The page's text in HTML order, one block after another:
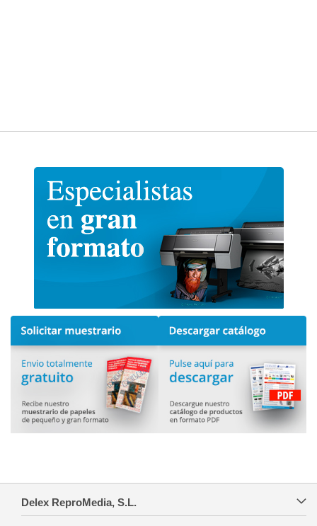
Delex ReproMedia, S.L.